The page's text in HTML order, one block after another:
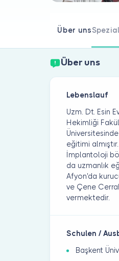
Über uns
Über uns
Lebenslauf
Uzm. Dt. Esin
Hekimliği
eğitimi
İmplantoloji
da uzmanlık
Afyon'da
ve Çene
vermektedir.
Schulen /
Başkent